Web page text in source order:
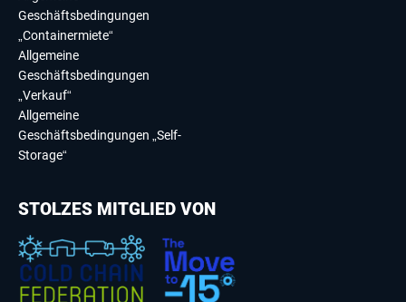
Geschäftsbedingungen
„Containermiete“
Allgemeine
Geschäftsbedingungen
„Verkauf“
Allgemeine
Geschäftsbedingungen „Self-
Storage“
STOLZES MITGLIED VON